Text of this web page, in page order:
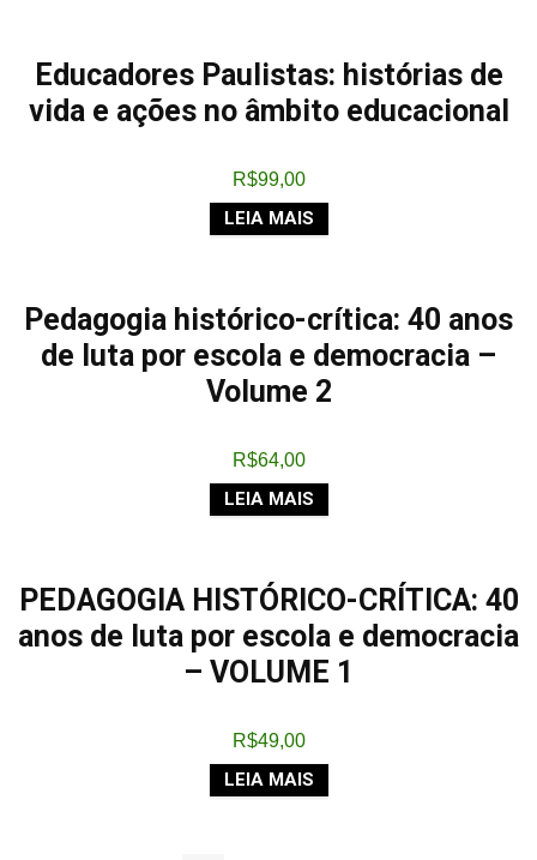
Educadores Paulistas: histórias de
vida e ações no âmbito educacional
R$99,00
LEIA MAIS
Pedagogia histórico-crítica: 40 anos
de luta por escola e democracia –
Volume 2
R$64,00
LEIA MAIS
PEDAGOGIA HISTÓRICO-CRÍTICA: 40
anos de luta por escola e democracia
– VOLUME 1
R$49,00
LEIA MAIS